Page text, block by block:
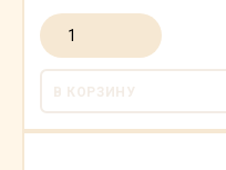
В КОРЗИНУ